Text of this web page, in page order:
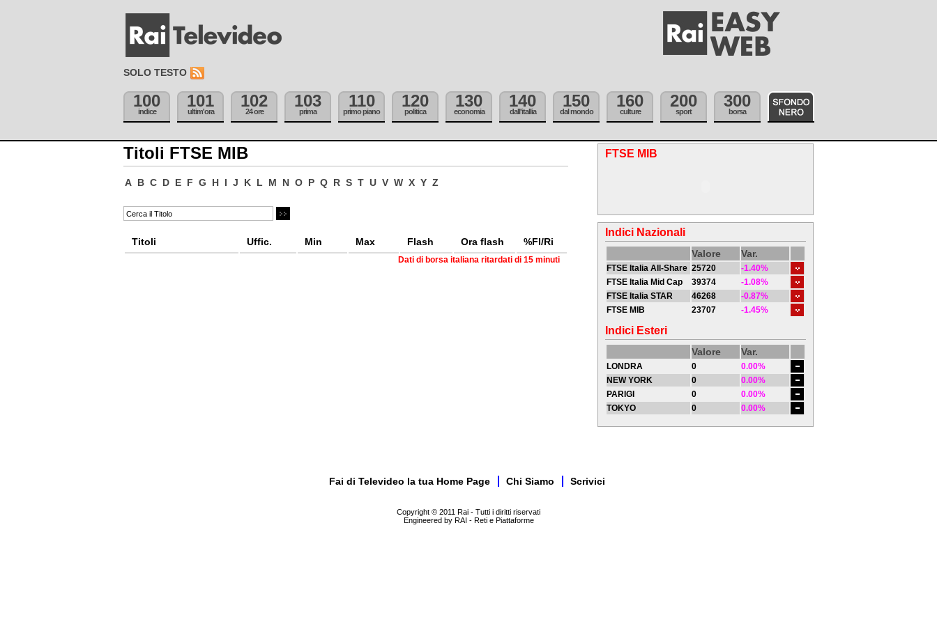
SOLO TESTO
100
indice
101
ultim'ora
102
24 ore
103
prima
110
primo piano
120
politica
130
economia
140
dall'itallia
150
dal mondo
160
culture
200
sport
300
borsa
Titoli FTSE MIB
A B C D E F G H I J K L M N O P Q R S T U V W X Y Z
Titoli Uffic. Min Max Flash Ora flash %Fl/Ri
Dati di borsa italiana ritardati di 15 minuti
FTSE MIB
Indici Nazionali
Valore Var.
FTSE Italia All-Share 25720
-1.40%
FTSE Italia Mid Cap
39374
-1.08%
FTSE Italia STAR
46268
-0.87%
FTSE MIB
23707 -1.45%
Indici Esteri
Valore Var.
LONDRA 0
0.00%
NEW YORK
0
0.00%
PARIGI
0
0.00%
TOKYO
0 0.00%
Fai di Televideo la tua Home Page Chi Siamo Scrivici
Copyright © 2011 Rai - Tutti i diritti riservati
Engineered by RAI - Reti e Piattaforme